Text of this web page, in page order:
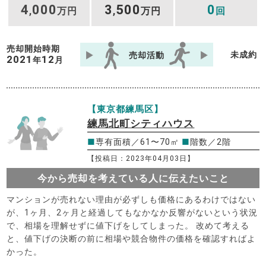
4,000万円 3 ,500万円 0 回
売却開始時期
2021年12 月
売却活動 未成約
【東京都練馬区】
練馬北町シティハウス
■専有面積／61〜70㎡ ■階数／2階
【投稿日：2023年04月03日】
今から売却を考えている人に伝えたいこと
マンションが売れない理由が必ずしも価格にあるわけではない
が、1ヶ月、2ヶ月と経過してもなかなか反響がないという状況
で、相場を理解せずに値下げをしてしまった。 改めて考える
と、値下げの決断の前に相場や競合物件の価格を確認すればよ
かった。